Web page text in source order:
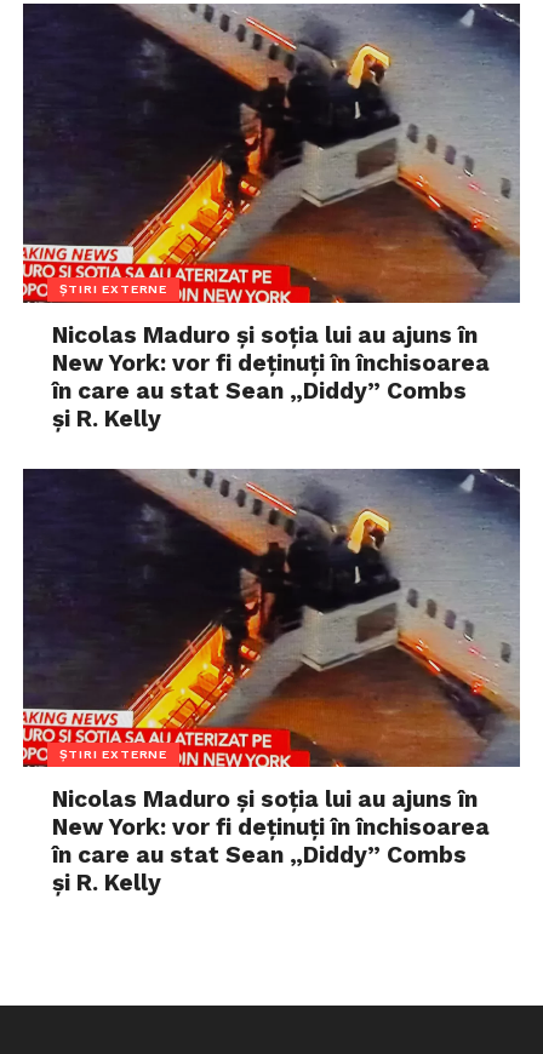
ȘTIRI EXTERNE
Nicolas Maduro și soția lui au ajuns în
New York: vor fi deținuți în închisoarea
în care au stat Sean „Diddy” Combs
și R. Kelly
ȘTIRI EXTERNE
Nicolas Maduro și soția lui au ajuns în
New York: vor fi deținuți în închisoarea
în care au stat Sean „Diddy” Combs
și R. Kelly